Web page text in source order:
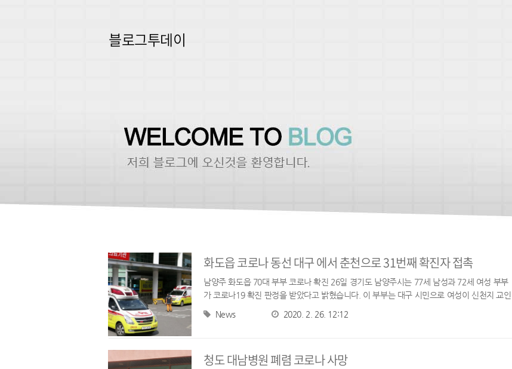
블로그투데이
화도읍 코로나 동선 대구 에서 춘천으로 31번째 확진자 접촉
남양주 화도읍 70대 부부 코로나 확진 26일 경기도 남양주시는 77세 남성과 72세 여성 부부
가 코로나19 확진 판정을 받았다고 밝혔습니다. 이 부부는 대구 시민으로 여성이 신천지 교인
News 2020. 2. 26. 12:12
청도 대남병원 폐렴 코로나 사망